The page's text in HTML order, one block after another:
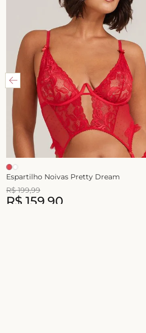
Espartilho Noivas Pretty Dream
R$ 199,99
R$ 159 90